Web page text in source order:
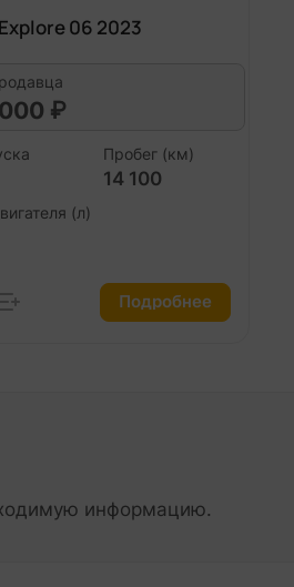
06 2023
₽
Пробег (км)
14 100
(л)
Подробнее
информацию.